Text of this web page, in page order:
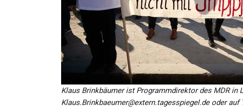
Klaus Brinkbäumer ist Programmdirektor des MDR in
Klaus.Brinkbaeumer@extern.tagesspiegel.de oder auf
GESUNDHEIT
Hai-Alarm In Spanien: Hai-
Sichtung In Port De La Selva!…
Admin